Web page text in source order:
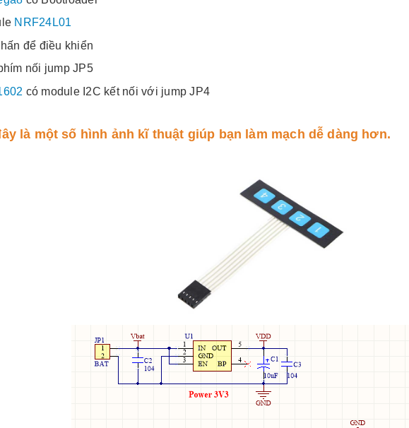
NRF24L01
để điều khiển
nối jump JP5
có module I2C kết nối với jump JP4
là một số hình ảnh kĩ thuật giúp bạn làm mạch dễ dàng hơn.